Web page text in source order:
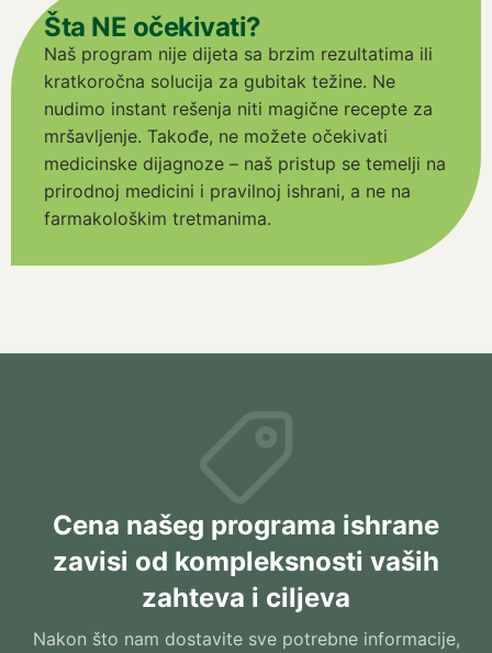
Šta NE očekivati?
Naš program nije dijeta sa brzim rezultatima ili
kratkoročna solucija za gubitak težine. Ne
nudimo instant rešenja niti magične recepte za
mršavljenje. Takođe, ne možete očekivati
medicinske dijagnoze – naš pristup se temelji na
prirodnoj medicini i pravilnoj ishrani, a ne na
farmakološkim tretmanima.
Cena našeg programa ishrane
zavisi od kompleksnosti vaših
zahteva i ciljeva
Nakon što nam dostavite sve potrebne informacije,